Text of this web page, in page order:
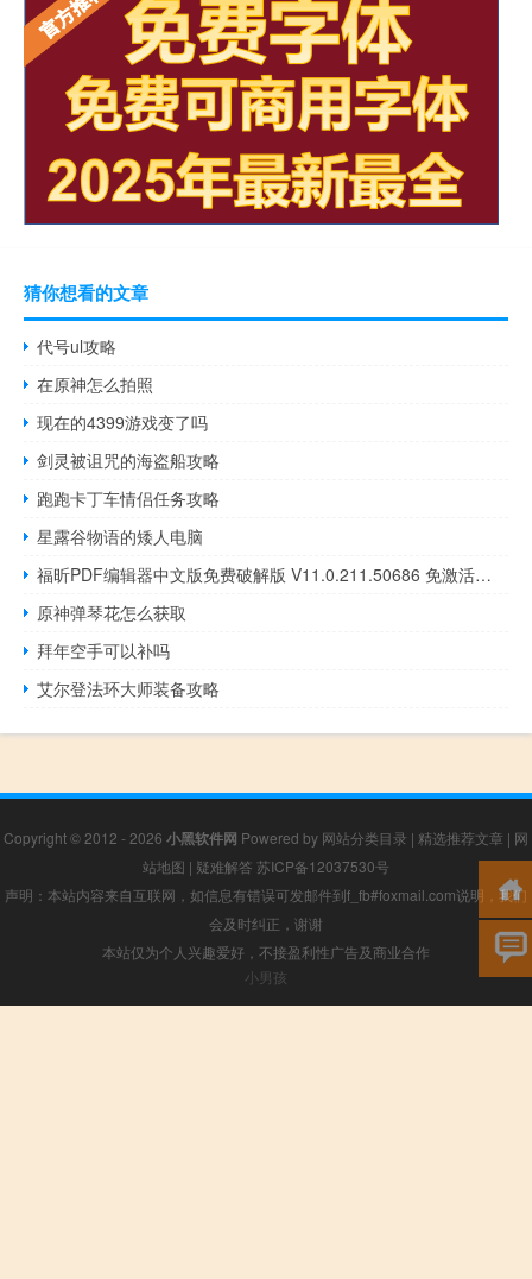
猜你想看的文章
代号ul攻略
在原神怎么拍照
现在的4399游戏变了吗
剑灵被诅咒的海盗船攻略
跑跑卡丁车情侣任务攻略
星露谷物语的矮人电脑
福昕PDF编辑器中文版免费破解版 V11.0.211.50686 免激活码版（福昕PDF编辑器中文版免费破解版 V11.0.211.50686 免激活码版功能简介）
原神弹琴花怎么获取
拜年空手可以补吗
艾尔登法环大师装备攻略
Copyright © 2012 - 2026 小黑软件网 Powered by 网站分类目录 | 精选推荐文章 | 网
站地图 | 疑难解答 苏ICP备12037530号
声明：本站内容来自互联网，如信息有错误可发邮件到f_fb#foxmail.com说明，我们
会及时纠正，谢谢
本站仅为个人兴趣爱好，不接盈利性广告及商业合作
小男孩